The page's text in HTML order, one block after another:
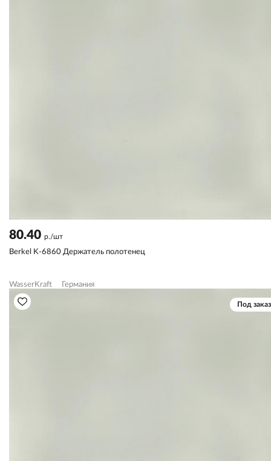
80.40 р./шт
Berkel K-6860 Держатель полотенец
WasserKraft Германия
Под заказ